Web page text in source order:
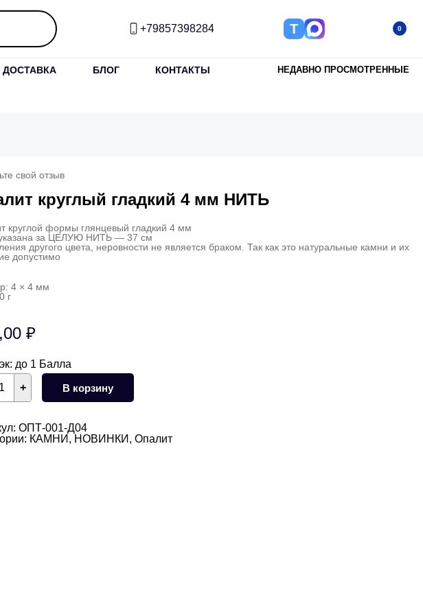
+79857398284 Т 0
ДОСТАВКА БЛОГ КОНТАКТЫ НЕДАВНО ПРОСМОТРЕННЫЕ
свой отзыв
круглый гладкий 4 мм НИТЬ
круглой формы глянцевый гладкий 4 мм
за ЦЕЛУЮ НИТЬ — 37 см
другого цвета, неровности не является браком. Так как это натуральные камни и их
допустимо
4 × 4 мм
г
₽
до 1 Балла
+
Количество
товара
Опалит
гладкий
4
мм
В корзину
ОПТ-001-Д04
КАМНИ , НОВИНКИ , Опалит